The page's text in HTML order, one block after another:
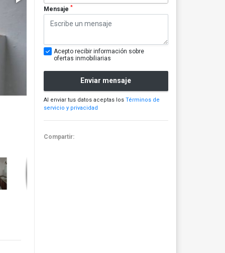
Mensaje *
Acepto recibir información sobre
ofertas inmobiliarias
Enviar mensaje
Al enviar tus datos aceptas los Términos de
servicio y privacidad
Compartir: